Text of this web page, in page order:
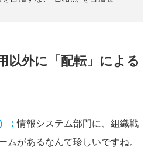
以外に「配転」による
：情報システム部門に、組織戦
ムがあるなんて珍しいですね。